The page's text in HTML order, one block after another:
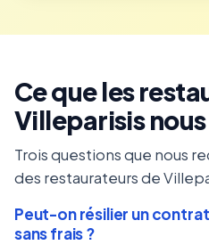
Ce que les
Villeparisis
Trois questions que nous
des restaurateurs de
Peut-on résilier un
sans frais ?